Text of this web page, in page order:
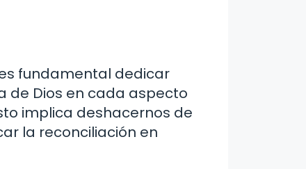
fundamental dedicar
de Dios en cada aspecto
implica deshacernos de
la reconciliación en